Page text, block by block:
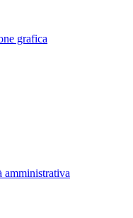
grafica
amministrativa